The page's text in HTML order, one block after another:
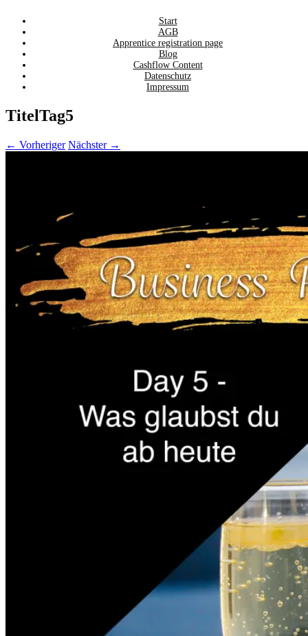
Zum
Inhalt
springen
Start
AGB
Apprentice registration page
Blog
Cashflow Content
Datenschutz
Impressum
TitelTag5
← Vorheriger Nächster →